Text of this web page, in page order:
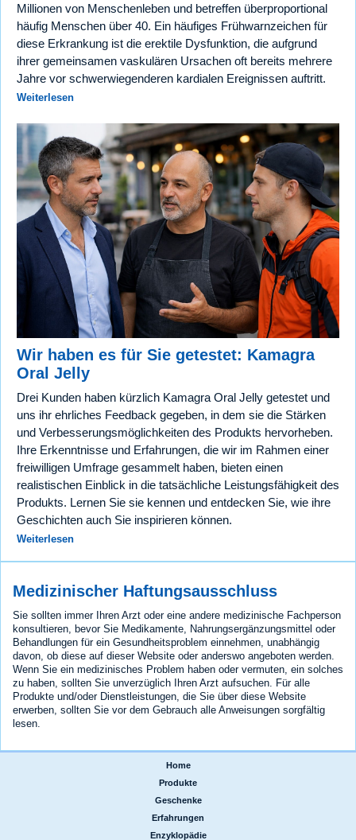
Millionen von Menschenleben und betreffen überproportional
häufig Menschen über 40. Ein häufiges Frühwarnzeichen für
diese Erkrankung ist die erektile Dysfunktion, die aufgrund
ihrer gemeinsamen vaskulären Ursachen oft bereits mehrere
Jahre vor schwerwiegenderen kardialen Ereignissen auftritt.
Weiterlesen
Wir haben es für Sie getestet: Kamagra
Oral Jelly
Drei Kunden haben kürzlich Kamagra Oral Jelly getestet und
uns ihr ehrliches Feedback gegeben, in dem sie die Stärken
und Verbesserungsmöglichkeiten des Produkts hervorheben.
Ihre Erkenntnisse und Erfahrungen, die wir im Rahmen einer
freiwilligen Umfrage gesammelt haben, bieten einen
realistischen Einblick in die tatsächliche Leistungsfähigkeit des
Produkts. Lernen Sie sie kennen und entdecken Sie, wie ihre
Geschichten auch Sie inspirieren können.
Weiterlesen
Medizinischer Haftungsausschluss
Sie sollten immer Ihren Arzt oder eine andere medizinische Fachperson
konsultieren, bevor Sie Medikamente, Nahrungsergänzungsmittel oder
Behandlungen für ein Gesundheitsproblem einnehmen, unabhängig
davon, ob diese auf dieser Website oder anderswo angeboten werden.
Wenn Sie ein medizinisches Problem haben oder vermuten, ein solches
zu haben, sollten Sie unverzüglich Ihren Arzt aufsuchen. Für alle
Produkte und/oder Dienstleistungen, die Sie über diese Website
erwerben, sollten Sie vor dem Gebrauch alle Anweisungen sorgfältig
lesen.
Home
Produkte
Geschenke
Erfahrungen
Enzyklopädie